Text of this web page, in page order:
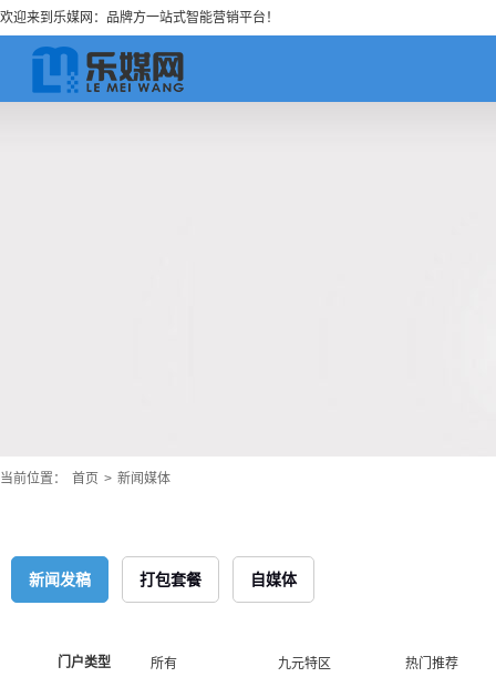
欢迎来到乐媒网：品牌方一站式智能营销平台！
当前位置： 首页 > 新闻媒体
新闻发稿 打包套餐 自媒体
门户类型 所有 九元特区 热门推荐